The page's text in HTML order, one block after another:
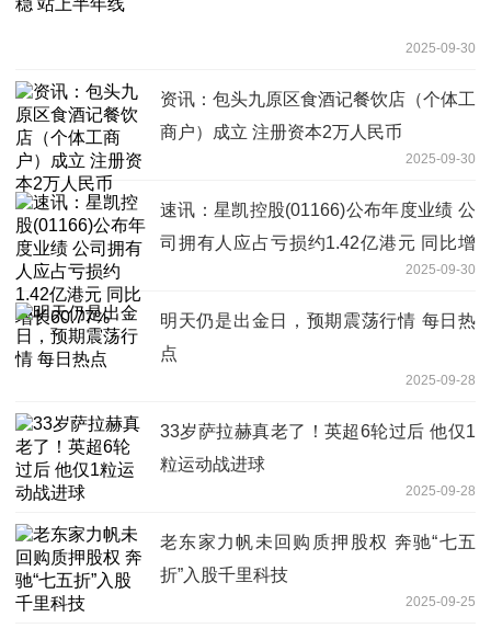
2025-09-30
资讯：包头九原区食酒记餐饮店（个体工
商户）成立 注册资本2万人民币
2025-09-30
速讯：星凯控股(01166)公布年度业绩 公
司拥有人应占亏损约1.42亿港元 同比增
2025-09-30
明天仍是出金日，预期震荡行情 每日热
点
2025-09-28
33岁萨拉赫真老了！英超6轮过后 他仅1
粒运动战进球
2025-09-28
老东家力帆未回购质押股权 奔驰“七五
折”入股千里科技
2025-09-25